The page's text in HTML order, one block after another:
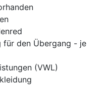
für den Übergang - je
(VWL)